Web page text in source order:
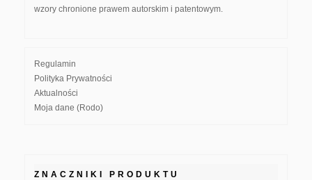
wzory chronione prawem autorskim i patentowym.
Regulamin
Polityka Prywatności
Aktualności
Moja dane (Rodo)
ZNACZNIKI PRODUKTU